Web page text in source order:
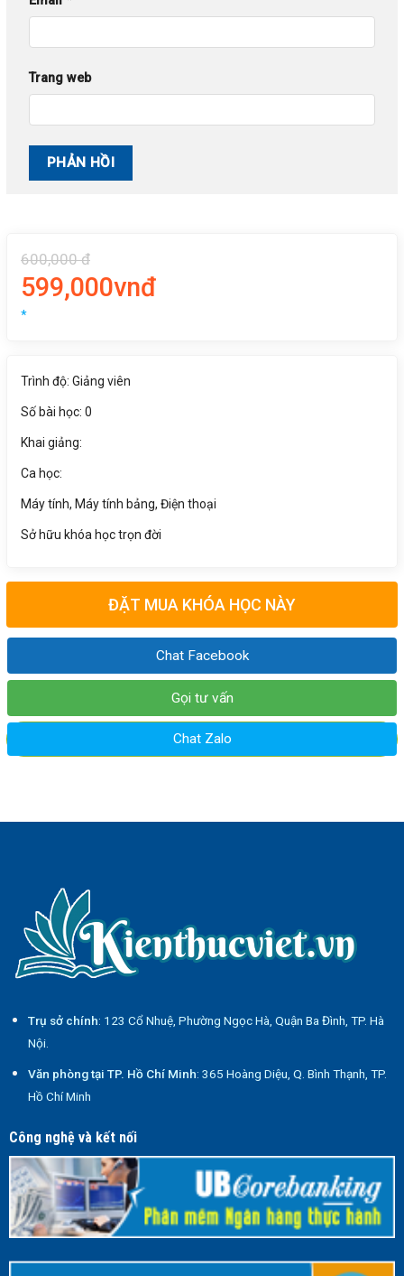
Trang web
600,000 đ
599,000vnđ
*
Trình độ: Giảng viên
Số bài học: 0
Khai giảng:
Ca học:
Máy tính, Máy tính bảng, Điện thoại
Sở hữu khóa học trọn đời
ĐẶT MUA KHÓA HỌC NÀY
Chat Facebook
Gọi tư vấn
Chat Zalo
Trụ sở chính: 123 Cổ Nhuệ, Phường Ngọc Hà, Quận Ba Đình, TP. Hà
Nội.
Văn phòng tại TP. Hồ Chí Minh: 365 Hoàng Diệu, Q. Bình Thạnh, TP.
Hồ Chí Minh
Công nghệ và kết nối